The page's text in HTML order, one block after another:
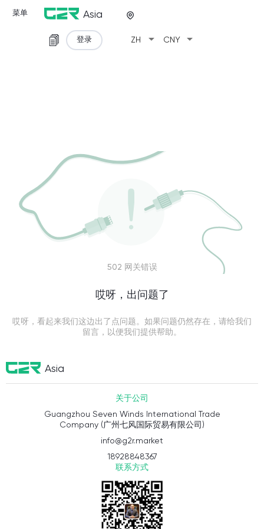
菜单 Asia
ZH arrow_drop_down CNY arrow_drop_down
登录
502 网关错误
哎呀，出问题了
哎呀，看起来我们这边出了点问题。如果问题仍然存在，请给我们
留言，以便我们提供帮助。
Asia
关于公司
Guangzhou Seven Winds International Trade
Company (广州七风国际贸易有限公司)
info@g2r.market
18928848367
联系方式